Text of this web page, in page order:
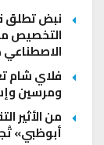
نبض تطلق
التخصيص
فلاي شام
ومرسين
من الأثير
أبوظبي»